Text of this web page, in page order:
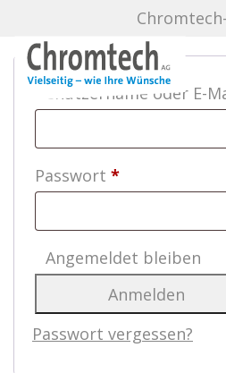
Benutzername oder E-
Passwort *Erforderlich
Angemeldet bleiben
Anmelden
Passwort vergessen?